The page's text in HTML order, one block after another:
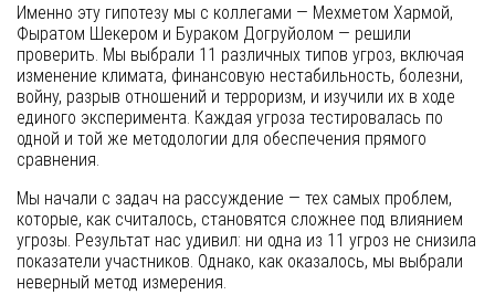
Именно эту гипотезу мы с коллегами — Мехметом Хармой,
Фыратом Шекером и Бураком Догруйолом — решили
проверить. Мы выбрали 11 различных типов угроз, включая
изменение климата, финансовую нестабильность, болезни,
войну, разрыв отношений и терроризм, и изучили их в ходе
единого эксперимента. Каждая угроза тестировалась по
одной и той же методологии для обеспечения прямого
сравнения.
Мы начали с задач на рассуждение — тех самых проблем,
которые, как считалось, становятся сложнее под влиянием
угрозы. Результат нас удивил: ни одна из 11 угроз не снизила
показатели участников. Однако, как оказалось, мы выбрали
неверный метод измерения.